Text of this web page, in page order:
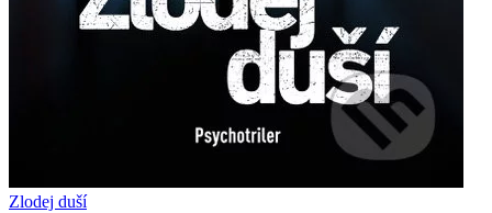
Zlodej duší